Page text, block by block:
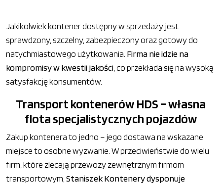
Jakikolwiek kontener dostępny w sprzedaży jest
sprawdzony, szczelny, zabezpieczony oraz gotowy do
natychmiastowego użytkowania. Firma nie idzie na
kompromisy w kwestii jakości , co przekłada się na wysoką
satysfakcję konsumentów.
Transport kontenerów HDS – własna
flota specjalistycznych pojazdów
Zakup kontenera to jedno – jego dostawa na wskazane
miejsce to osobne wyzwanie. W przeciwieństwie do wielu
firm, które zlecają przewozy zewnętrznym firmom
transportowym, Staniszek Kontenery dysponuje